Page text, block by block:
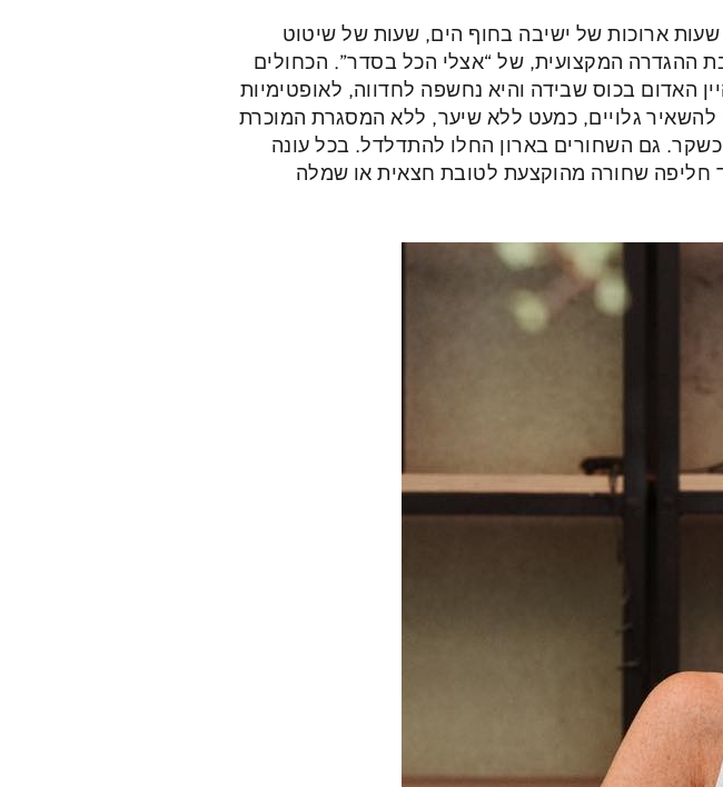
שעות ארוכות של ישיבה בחוף הים, שעות של שיטוט
ההגדרה המקצועית, של “אצלי הכל בסדר”. הכחולים
האדום בכוס שבידה והיא נחשפה לחדווה, לאופטימיות
גלויים, כמעט ללא שיער, ללא המסגרת המוכרת
גם השחורים בארון החלו להתדלדל. בכל עונה
חליפה שחורה מהוקצעת לטובת חצאית או שמלה